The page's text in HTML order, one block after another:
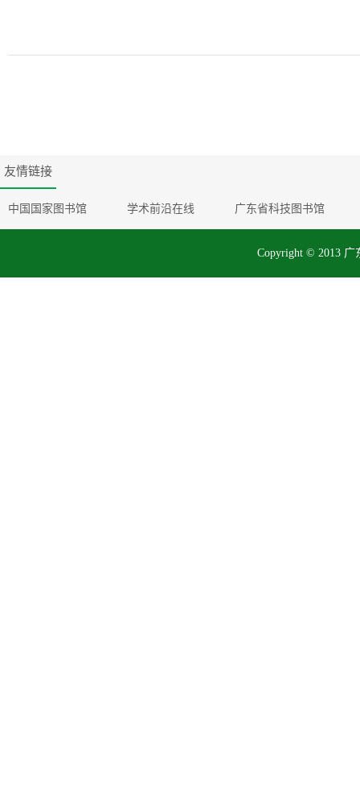
友情链接
中国国家图书馆 学术前沿在线 广东省科技图书馆
Copyright © 2013 广